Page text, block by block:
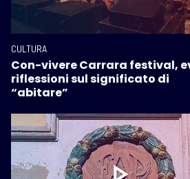
CULTURA
Con-vivere Carrara festival,
riflessioni sul significato di
“abitare”